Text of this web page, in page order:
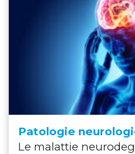
Patologie
Le malattie